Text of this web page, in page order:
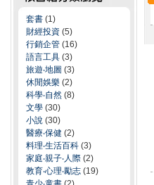
套書 (1)
財經投資 (5)
行銷企管 (16)
語言工具 (3)
旅遊‧地圖 (3)
休閒娛樂 (2)
科學‧自然 (8)
文學 (30)
小說 (30)
醫療‧保健 (2)
料理‧生活百科 (3)
家庭‧親子‧人際 (2)
教育‧心理‧勵志 (19)